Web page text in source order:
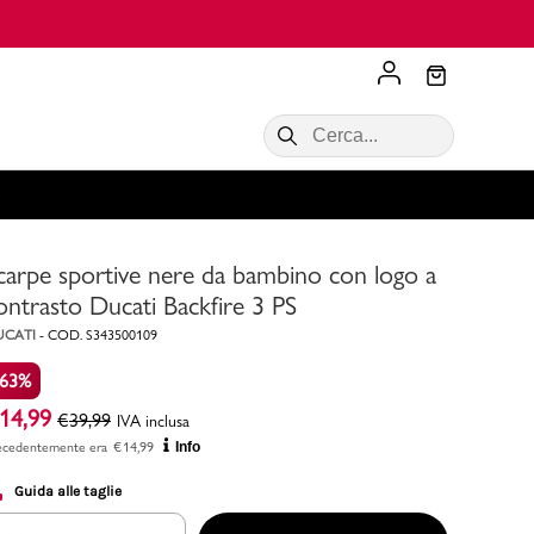
Acquista ora
VALIGIE CIAK
Scopri di più
Consigli
sportive nere da bambino con logo a
Ducati Backfire 3 PS
- COD. S343500109
14,99 €39,99 IVA inclusa
era €14,99 Info
Guida alle taglie